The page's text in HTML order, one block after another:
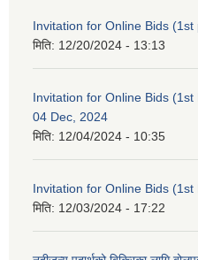
Invitation for Online Bids
मिति: 12/20/2024 - 13:13
Invitation for Online Bids
04 Dec, 2024
मिति: 12/04/2024 - 10:35
Invitation for Online Bids
मिति: 12/03/2024 - 17:22